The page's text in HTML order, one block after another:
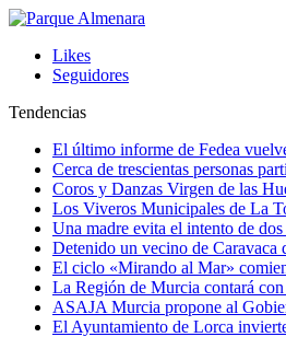
Likes
Seguidores
Tendencias
El último informe de Fedea
Cerca de trescientas personas
Coros y Danzas Virgen de las
Los Viveros Municipales de La
Una madre evita el intento de
Detenido un vecino de Caravaca
El ciclo «Mirando al Mar»
La Región de Murcia contará
ASAJA Murcia propone al
El Ayuntamiento de Lorca